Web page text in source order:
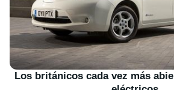
Los británicos cada vez más